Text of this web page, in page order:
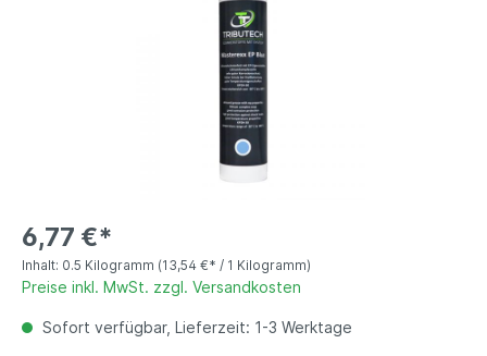
6,77 €*
Inhalt: 0.5 Kilogramm (13,54 €* / 1 Kilogramm)
Preise inkl. MwSt. zzgl. Versandkosten
Sofort verfügbar, Lieferzeit: 1-3 Werktage